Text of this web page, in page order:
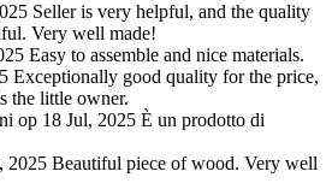
Seller is very helpful, and the quality
Very well made!
Easy to assemble and nice materials.
Exceptionally good quality for the price,
the little owner.
op 18 Jul, 2025 È un prodotto di
2025 Beautiful piece of wood. Very well